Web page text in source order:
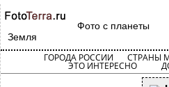
Фото с планеты
Земля
ГОРОДА РОССИИ СТРАНЫ
ЭТО ИНТЕРЕСНО